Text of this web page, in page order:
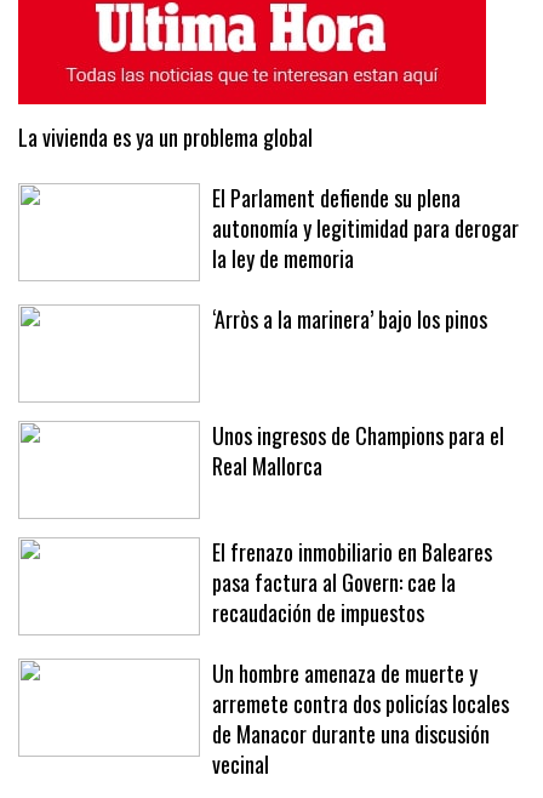
La vivienda es ya un problema global
El Parlament defiende su plena
autonomía y legitimidad para derogar
la ley de memoria
‘Arròs a la marinera’ bajo los pinos
Unos ingresos de Champions para el
Real Mallorca
El frenazo inmobiliario en Baleares
pasa factura al Govern: cae la
recaudación de impuestos
Un hombre amenaza de muerte y
arremete contra dos policías locales
de Manacor durante una discusión
vecinal